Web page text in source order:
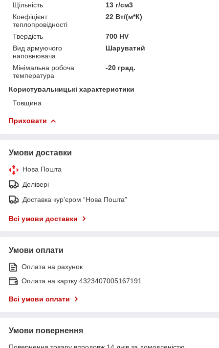
Щільність
13 г/см3
Коефіцієнт
теплопровідності
22 Вт/(м*К)
Твердість
700 HV
Вид армуючого
наповнювача
Шаруватий
Мінімальна робоча
температура
-20 град.
Користувальницькі характеристики
Товщина
Приховати
Умови доставки
Нова Пошта
Делівері
Доставка кур’єром “Нова Пошта”
Всі умови доставки
Умови оплати
Оплата на рахунок
Оплата на картку 4323407005167191
Всі умови оплати
Умови повернення